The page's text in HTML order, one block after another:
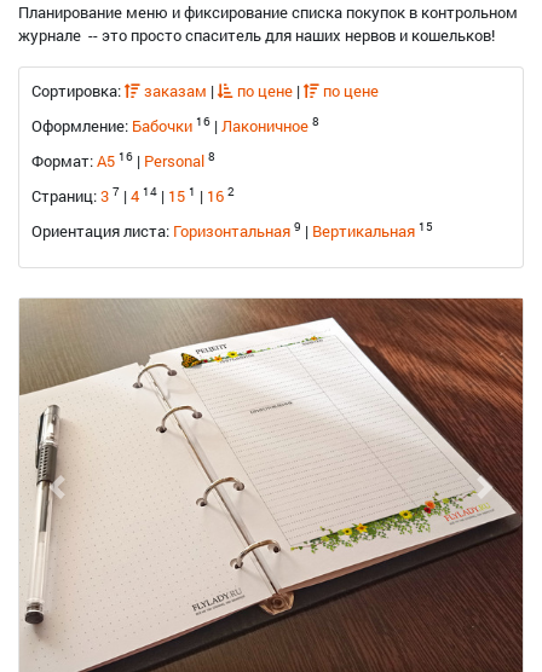
Планирование меню и фиксирование списка покупок в контрольном
журнале -- это просто спаситель для наших нервов и кошельков!
Сортировка: заказам | по цене |
по цене
Оформление: Бабочки 16 |Лаконичное 8
Формат:A5 16 | Personal 8
Страниц:3 7 |4 14 | 15 1 | 16 2
Ориентация листа: Горизонтальная 9 | Вертикальная 15